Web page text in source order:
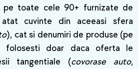
pe toate cele 90+ furnizate de
cuvinte din aceeasi sfera
), cat si denumiri de produse (pe
folosesti doar daca oferta le
tangentiale (covorase auto,